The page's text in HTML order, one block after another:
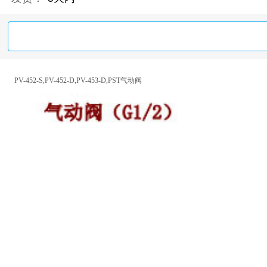
PV-452-S,PV-452-D,PV-453-D,PST气动阀